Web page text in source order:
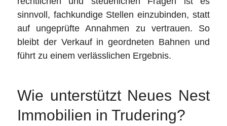
sinnvoll, fachkundige Stellen einzubinden, statt
auf ungeprüfte Annahmen zu vertrauen. So
bleibt der Verkauf in geordneten Bahnen und
führt zu einem verlässlichen Ergebnis.
Wie unterstützt Neues Nest
Immobilien in Trudering?